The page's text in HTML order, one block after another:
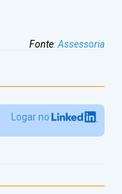
Fonte:Assessoria
Logar no